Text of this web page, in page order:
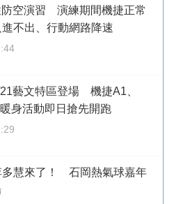
防空演習 演練期間機捷正常
不出、行動網路降速
藝文特區登場 機捷A1、
身活動即日搶先開跑
多慧來了！ 石岡熱氣球嘉年